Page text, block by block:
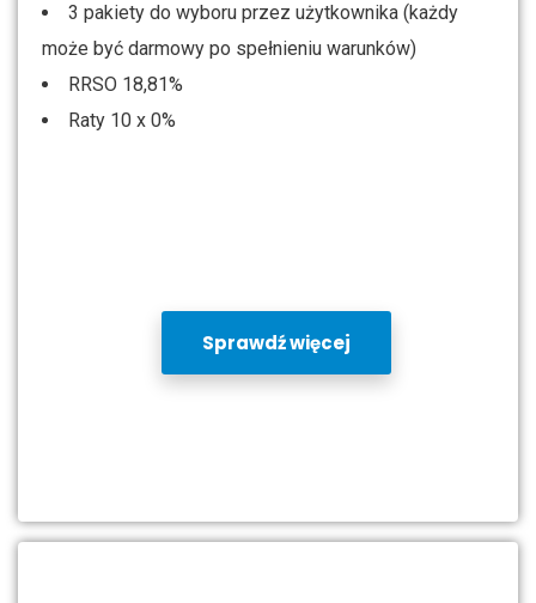
3 pakiety do wyboru przez użytkownika (każdy
może być darmowy po spełnieniu warunków)
RRSO 18,81%
Raty 10 x 0%
Sprawdź więcej